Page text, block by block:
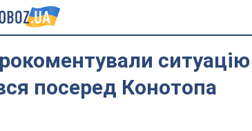
ситуацію
посеред Конотопа